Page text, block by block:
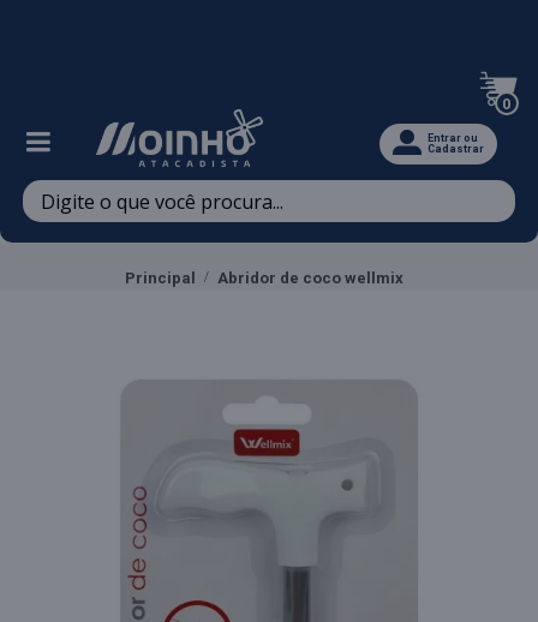
0
Entrar ou
Cadastrar
Principal Abridor de coco wellmix